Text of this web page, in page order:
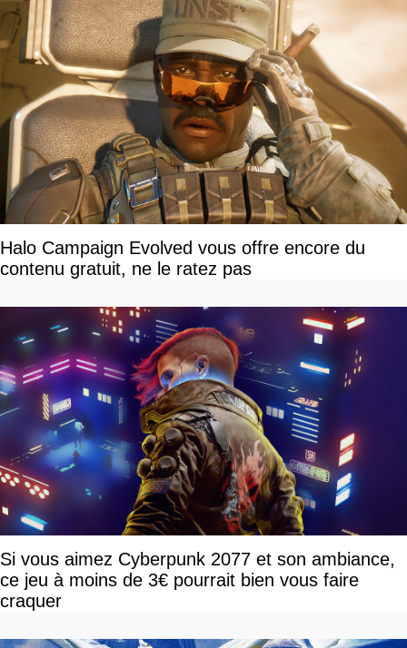
Halo Campaign Evolved vous offre encore du
contenu gratuit, ne le ratez pas
Si vous aimez Cyberpunk 2077 et son ambiance,
ce jeu à moins de 3€ pourrait bien vous faire
craquer